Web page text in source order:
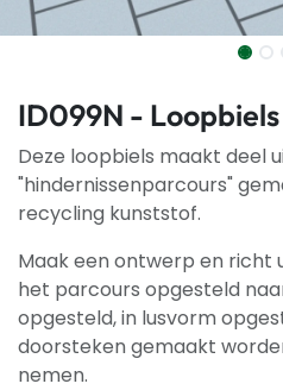
ID099N - Loopbiels
Deze loopbiels maakt deel
"hindernissenparcours"
recycling kunststof.
Maak een ontwerp en richt
het parcours opgesteld
opgesteld, in lusvorm
doorsteken gemaakt
nemen.